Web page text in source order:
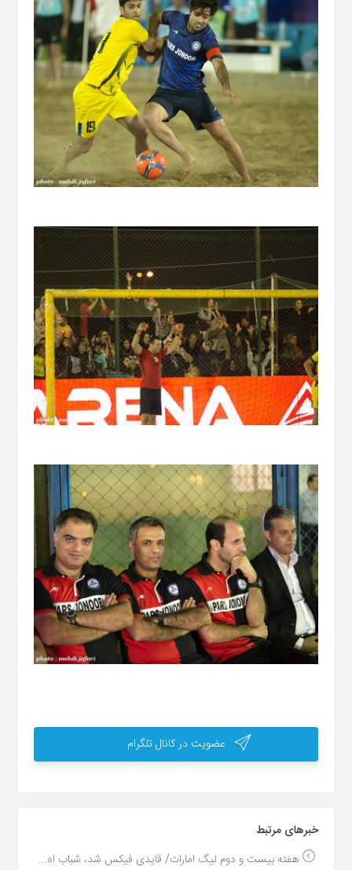
عضویت در کانال تلگرام
خبر‌های مرتبط
هفته بیست و دوم لیگ امارات/ قایدی فیکس شد، شباب اه...